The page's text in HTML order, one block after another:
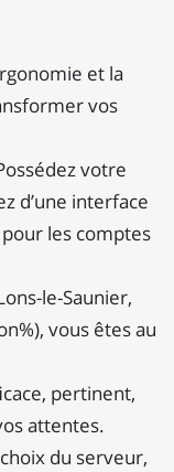
et la
vos
votre
d’une interface
les comptes
le-Saunier,
vous êtes au
pertinent,
attentes.
du serveur,